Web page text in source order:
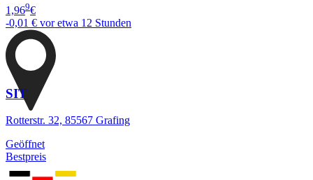
1,969€
-0,01 € vor etwa 12 Stunden
SIT
Rotterstr. 32, 85567 Grafing
Geöffnet
Bestpreis